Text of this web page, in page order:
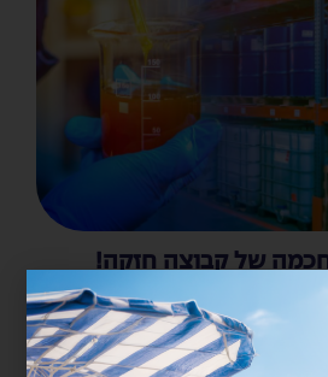
של קבוצה חזקה!
חיוני לעבוד עם שותף לוגיסטי
מנוסה ואמין.
פתרונות לוגיסטיים מתקדמים
– משלב היבוא, דרך האחסנה,